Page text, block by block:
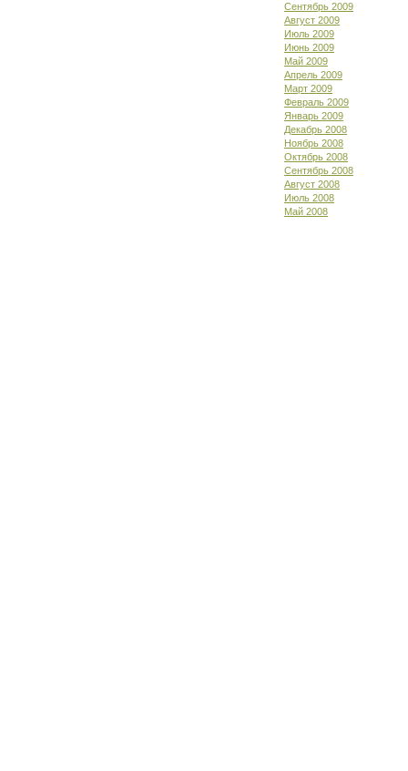
Сентябрь 2009
Август 2009
Июль 2009
Июнь 2009
Май 2009
Апрель 2009
Март 2009
Февраль 2009
Январь 2009
Декабрь 2008
Ноябрь 2008
Октябрь 2008
Сентябрь 2008
Август 2008
Июль 2008
Май 2008